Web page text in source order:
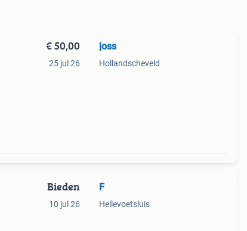
€ 50,00
25 jul 26
joss
Hollandscheveld
Bieden
10 jul 26
F
Hellevoetsluis